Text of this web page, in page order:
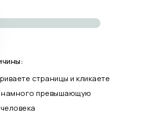
страницы и кликаете
превышающую